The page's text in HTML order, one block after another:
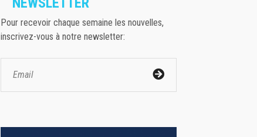
Pour recevoir chaque semaine les nouvelles,
inscrivez-vous à notre newsletter: